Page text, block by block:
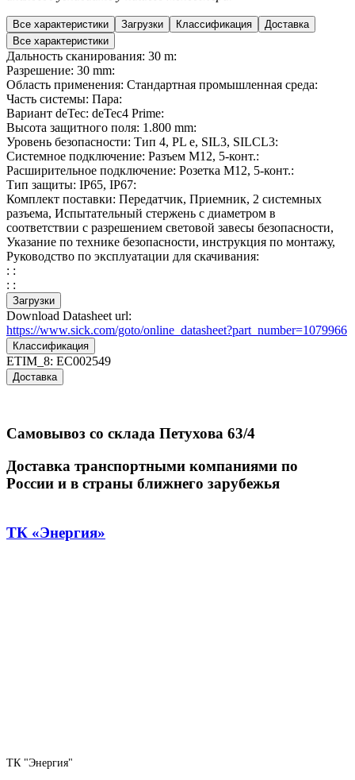
Все характеристики Загрузки Классификация
Доставка
Все характеристики
Дальность сканирования: 30 m:
Разрешение: 30 mm:
Область применения: Стандартная промышленная среда:
Часть системы: Пара:
Вариант deTec: deTec4 Prime:
Высота защитного поля: 1.800 mm:
Уровень безопасности: Тип 4, PL e, SIL3, SILCL3:
Системное подключение: Разъем M12, 5-конт.:
Расширительное подключение: Розетка M12, 5-конт.:
Тип защиты: IP65, IP67:
Комплект поставки: Передатчик, Приемник, 2 системных
разъема, Испытательный стержень с диаметром в
соответствии с разрешением световой завесы безопасности,
Указание по технике безопасности, инструкция по монтажу,
Руководство по эксплуатации для скачивания:
: :
: :
Загрузки
Download Datasheet url:
https://www.sick.com/goto/online_datasheet?part_number=1079966
Классификация
ETIM_8: EC002549
Доставка
Самовывоз со склада Петухова 63/4
Доставка транспортными компаниями по
России и в страны ближнего зарубежья
ТК «Энергия»
ТК "Энергия"